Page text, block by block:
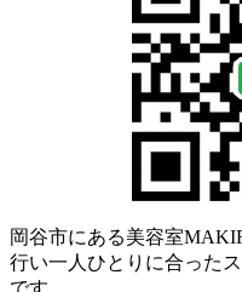
岡谷市にある美容室
行い一人ひとりに合った